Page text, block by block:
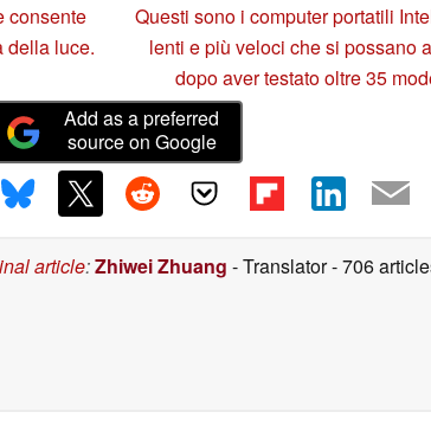
consente
della luce.
Questi sono i computer portatili
lenti e più veloci che si possano
dopo aver testato oltre 35
Add as a preferred
source on Google
article:Zhiwei Zhuang - Translator- 706